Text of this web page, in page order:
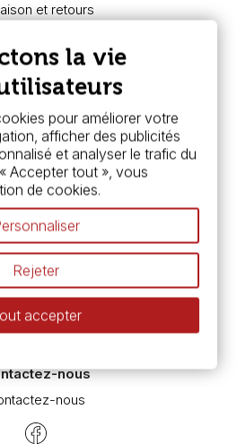
et retours
sécurisé
FAQ
à Angers
Services
& avantages
bon cadeaux
bon de commande
- mode d'emploi
en cours
conseils
tubes ou en godets ?
technique de l’aquarelle
peinture Fine et Extra-fine
peinture à l'huile et acrylique
nous
nous
la vie
pour améliorer votre
afficher des publicités
et analyser le trafic du
Accepter tout », vous
de cookies.
Rejeter
accepter